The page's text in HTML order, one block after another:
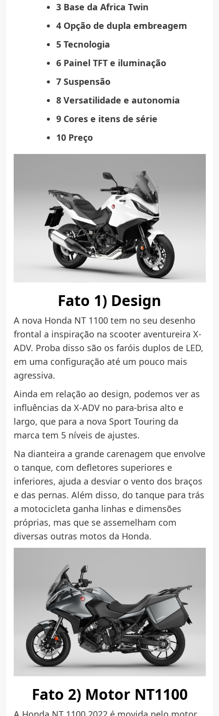
3 Base da Africa Twin
4 Opção de dupla embreagem
5 Tecnologia
6 Painel TFT e iluminação
7 Suspensão
8 Versatilidade e autonomia
9 Cores e itens de série
10 Preço
Fato 1) Design
A nova Honda NT 1100 tem no seu desenho
frontal a inspiração na scooter aventureira X-
ADV. Proba disso são os faróis duplos de LED,
em uma configuração até um pouco mais
agressiva.
Ainda em relação ao design, podemos ver as
influências da X-ADV no para-brisa alto e
largo, que para a nova Sport Touring da
marca tem 5 níveis de ajustes.
Na dianteira a grande carenagem que envolve
o tanque, com defletores superiores e
inferiores, ajuda a desviar o vento dos braços
e das pernas. Além disso, do tanque para trás
a motocicleta ganha linhas e dimensões
próprias, mas que se assemelham com
diversas outras motos da Honda.
Fato 2) Motor NT1100